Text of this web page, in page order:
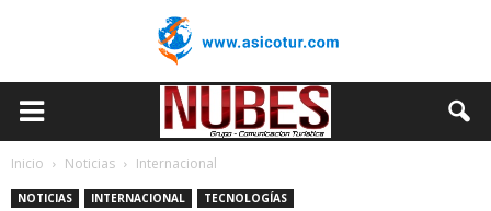
Inicio Noticias Internacional
NOTICIAS INTERNACIONAL TECNOLOGÍAS